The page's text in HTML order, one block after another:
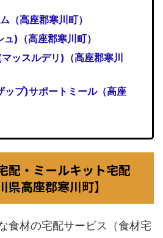
（高座郡寒川町）
)（高座郡寒川町）
ッスルデリ)（高座郡寒川
ップ)サポートミール（高座
配・ミールキット宅配
高座郡寒川町】
食材の宅配サービス（食材宅